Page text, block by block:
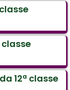
classe
12ª classe